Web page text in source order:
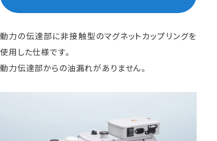
動力の伝達部に非接触型のマグネットカップリングを
使用した仕様です。
動力伝達部からの油漏れがありません。